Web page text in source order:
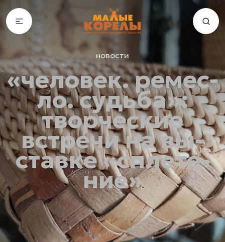
новости
«человек. ре­мес­
ло. судь­ба»:
твор­чес­кие
встре­чи на вы­
став­ке «спле­те­
ние»